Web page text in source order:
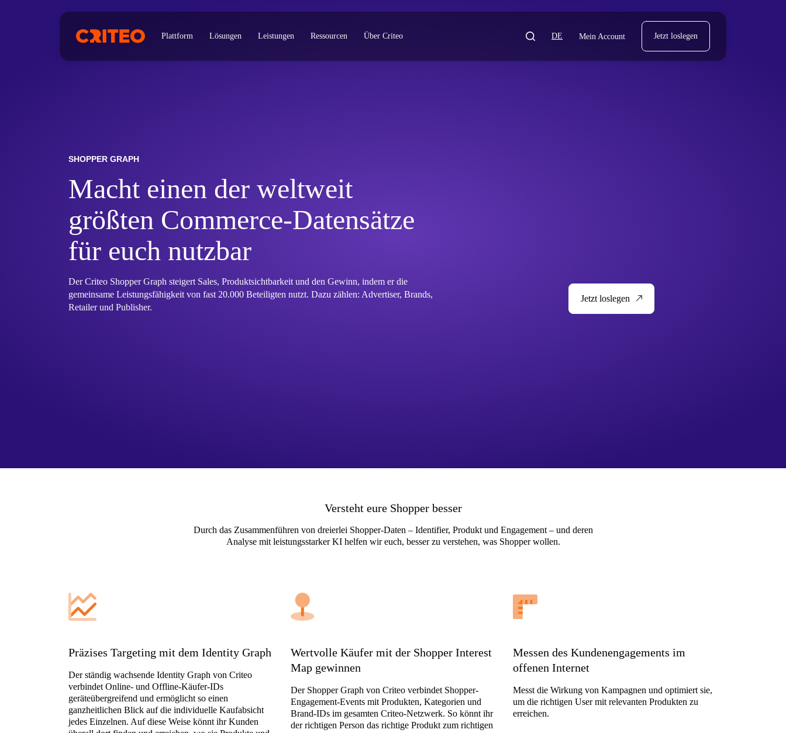
Plattform Lösungen Leistungen Ressourcen Über Criteo DE Mein Account Jetzt loslegen
SHOPPER GRAPH
Macht einen der weltweit
größten Commerce-Datensätze
für euch nutzbar
Der Criteo Shopper Graph steigert Sales, Produktsichtbarkeit und den Gewinn, indem er die
gemeinsame Leistungsfähigkeit von fast 20.000 Beteiligten nutzt. Dazu zählen: Advertiser, Brands,
Retailer und Publisher.
Jetzt loslegen
Versteht eure Shopper besser
Durch das Zusammenführen von dreierlei Shopper-Daten – Identifier, Produkt und Engagement – und deren
Analyse mit leistungsstarker KI helfen wir euch, besser zu verstehen, was Shopper wollen.
Präzises Targeting mit dem Identity Graph
Der ständig wachsende Identity Graph von Criteo
verbindet Online- und Offline-Käufer-IDs
geräteübergreifend und ermöglicht so einen
ganzheitlichen Blick auf die individuelle Kaufabsicht
jedes Einzelnen. Auf diese Weise könnt ihr Kunden
Wertvolle Käufer mit der Shopper Interest
Map gewinnen
Der Shopper Graph von Criteo verbindet Shopper-
Engagement-Events mit Produkten, Kategorien und
Brand-IDs im gesamten Criteo-Netzwerk. So könnt ihr
der richtigen Person das richtige Produkt zum richtigen
Messen des Kundenengagements im
offenen Internet
Messt die Wirkung von Kampagnen und optimiert sie,
um die richtigen User mit relevanten Produkten zu
erreichen.